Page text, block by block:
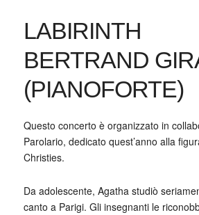
LABIRINTH
BERTRAND
(PIANOFORTE)
Questo concerto è organizzato in
Parolario, dedicato quest’anno alla
Christies.
Da adolescente, Agatha studiò
canto a Parigi. Gli insegnanti le